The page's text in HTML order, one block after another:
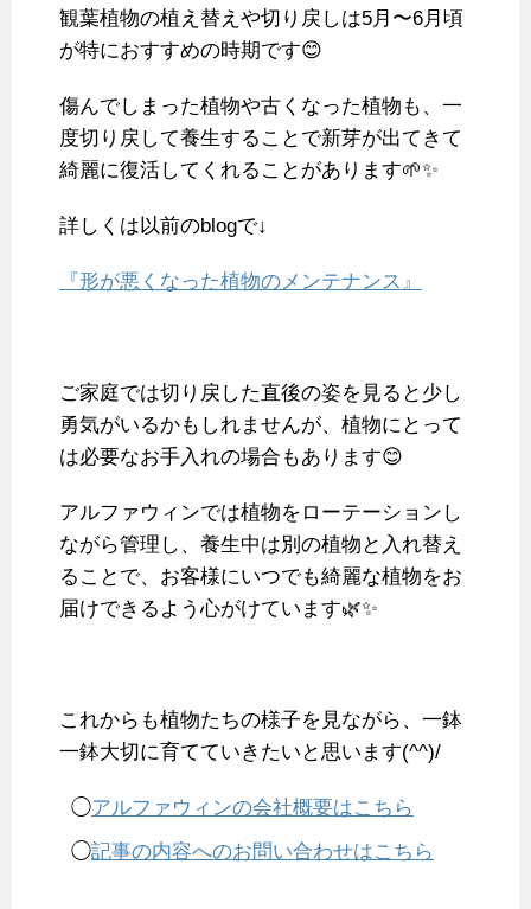
観葉植物の植え替えや切り戻しは5月〜6月頃
が特におすすめの時期です😊
傷んでしまった植物や古くなった植物も、一
度切り戻して養生することで新芽が出てきて
綺麗に復活してくれることがあります🌱✨
詳しくは以前のblogで↓
『形が悪くなった植物のメンテナンス』
ご家庭では切り戻した直後の姿を見ると少し
勇気がいるかもしれませんが、植物にとって
は必要なお手入れの場合もあります😊
アルファウィンでは植物をローテーションし
ながら管理し、養生中は別の植物と入れ替え
ることで、お客様にいつでも綺麗な植物をお
届けできるよう心がけています🌿✨
これからも植物たちの様子を見ながら、一鉢
一鉢大切に育てていきたいと思います(^^)/
◯アルファウィンの会社概要はこちら
◯記事の内容へのお問い合わせはこちら